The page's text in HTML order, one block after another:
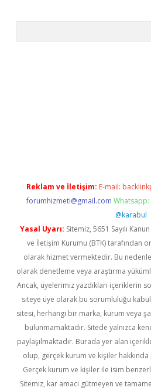
Reklam ve İletişim: E-mail:
forumhizmeti@gmail.com Whatsapp:
@karabul
Yasal Uyarı: Sitemiz, 5651 Sayılı
ve İletişim Kurumu (BTK) tarafından
olarak hizmet vermektedir. Bu
olarak denetleme veya araştırma
Ancak, üyelerimiz yazdıkları içeriklerin
siteye üye olarak bu sorumluluğu
sitesi, herhangi bir marka, kurum veya
bulunmamaktadır. Sitede yalnızca
paylaşılmaktadır. Burada yer alan
olup, gerçek kurum ve kişiler hakkında
Gerçek kurum ve kişiler ile isim
Sitemiz, kar amacı gütmeyen ve